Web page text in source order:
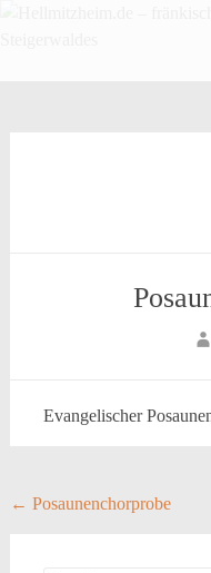
Hellmitzheim.de –
Evangelischer
Post
← Posaunenchorprobe